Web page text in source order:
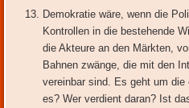
Demokratie wäre, wenn die
Kontrollen in die bestehende
die Akteure an den Märkten,
Bahnen zwänge, die mit den
vereinbar sind. Es geht um
es? Wer verdient daran? Ist